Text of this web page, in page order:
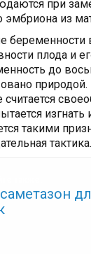
при
из
плода и
до
такими